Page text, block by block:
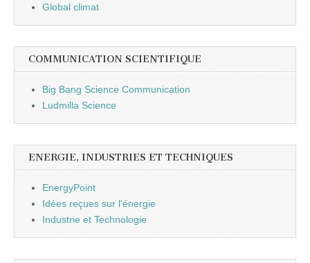
Global climat
COMMUNICATION SCIENTIFIQUE
Big Bang Science Communication
Ludmilla Science
ENERGIE, INDUSTRIES ET TECHNIQUES
EnergyPoint
Idées reçues sur l'énergie
Industrie et Technologie